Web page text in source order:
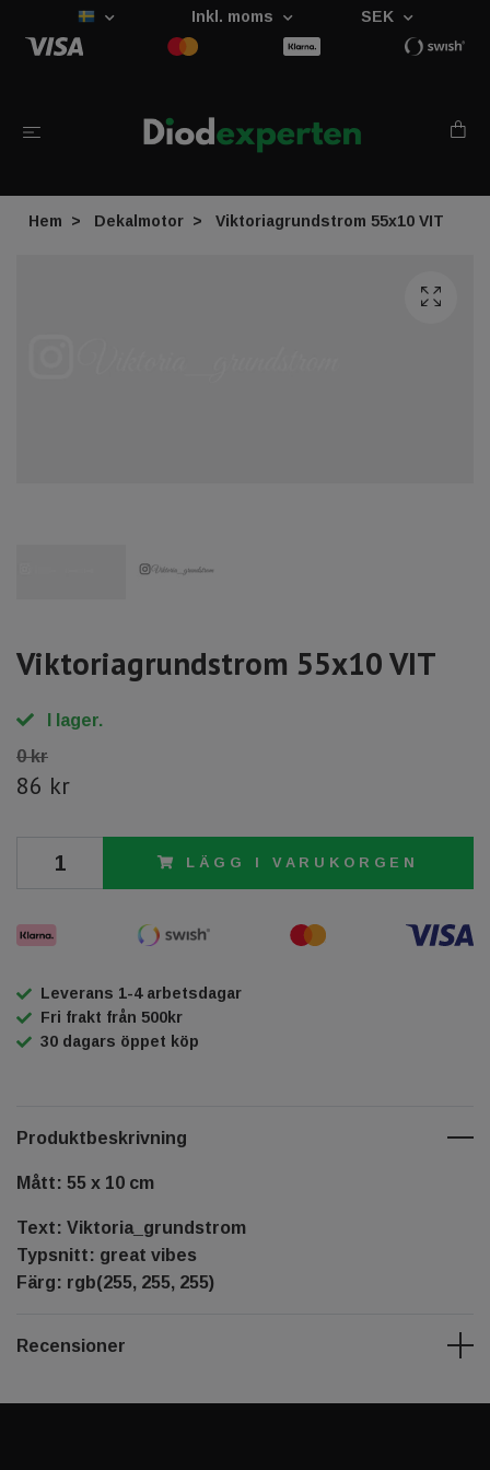
Inkl. moms SEK
Hem Dekalmotor Viktoriagrundstrom 55x10 VIT
Viktoriagrundstrom 55x10 VIT
I lager.
0 kr
86 kr
LÄGG I VARUKORGEN
Leverans 1-4 arbetsdagar
Fri frakt från 500kr
30 dagars öppet köp
Produktbeskrivning
Mått: 55 x 10 cm
Text: Viktoria_grundstrom
Typsnitt: great vibes
Färg: rgb(255, 255, 255)
Recensioner